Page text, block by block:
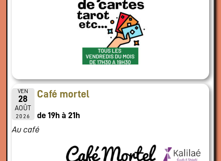
VEN
28
AOÛT
2026
Café mortel
de 19h à 21h
Au café